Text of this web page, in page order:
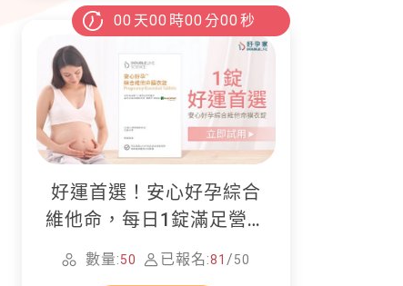
00 天00 時00 分00 秒
好運首選！安心好孕綜合
維他命，每日1錠滿足營養
所需
數量:50 已報名:81 /50